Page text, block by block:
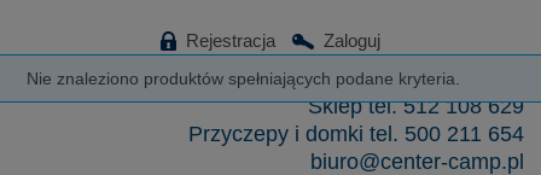
Rejestracja Zaloguj
tel. 32 328 96 82
Sklep tel. 512 108 629
Przyczepy i domki tel. 500 211 654
biuro@center-camp.pl
Nie znaleziono produktów spełniających podane kryteria.